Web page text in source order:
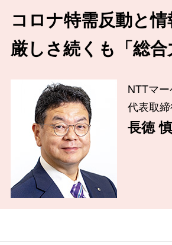
コロナ特需反動と
厳しさ続くも「総
NTTマ
代表取
長徳